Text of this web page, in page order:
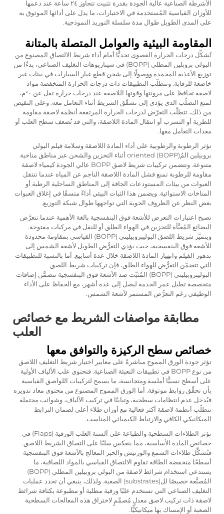
الأشرطة الصناعية عالية الجودة بقدرة تثبيت تتجاوز ٢٤ ساعة عند دعمها
للأوزان القياسية المُستخدمة في الاختبارات، ما يدل على أدائها الموثوق به
على المدى الطويل طوال مدة سلسلة التوريد النموذجية.
المقاومة البيئية والعوامل المتصلة بالمتانة
تُشكِّل درجات الحرارة القصوى تحديًّا أمام أداء شريط الالتصاق المصنوع من
البولي بروبلين المطلي (BOPP) في سيناريوهات التغليف الصناعي، بدءًا من
توزيع الأغذية المجمدة ووصولًا إلى شحن قطع غيار السيارات في بيئات غير
خاضعة للرقابة. وتتطلّب التطبيقات ذات درجات الحرارة المنخفضة مواد
لاصقة تحافظ على مرونتها وقوتها اللاصقة عند درجات حرارة تقل عن ٠°م،
لمنع التصلّب الذي يؤدي إلى تشقّق الشريط أثناء التعامل معه. وعلى النقيض
من ذلك، تتطلّب التعرّض لدرجات الحرارة المرتفعة أنظمة لاصقة مقاومة
للطرية أو التسرب أو انتقال المادة اللاصقة، والتي قد تُضعف سطح العلب أو
معدات التعامل معها.
تؤثر الرطوبة والرطوبية على أداء المادة اللاصقة وسلامة فيلم البولي
بروبيلين المُoriented (BOPP) أثناء التخزين والشحن عبر مناطق مناخية
متنوعة. وتتضمن تركيبات شريط لاصق BOPP عالي الجودة كيمياء لاصقة
مقاومة للرطوبة تمنع فشل المادة اللاصقة الناجم عن المياه عندما تنتقل
العبوات من بيئات المستودعات الجافة إلى المناطق الساحلية الرطبة أو
المناخات الاستوائية. ويضمن هذا الثبات البيئي أداءً متسقًا في إغلاق العبوات
بغض النظر عن الظروف الجوية التي تواجهها طوال شبكة التوزيع.
تصبح اعتبارات التعرض للأشعة فوق البنفسجية بالغة الأهمية عندما تتعرَّض
البضائع المُعبَّأة للتخزين في الهواء الطلق أو للنقل في مركبات مفتوحة.
ويتميَّز شريط اللصق البوليبروبيليني (BOPP) القياسي بمقاومة محدودة
للأشعة فوق البنفسجية، حيث يؤدي التعرُّض الطويل لأشعة الشمس إلى
تدهور الفيلم وانهيار المادة اللاصقة خلال عدة أسابيع. أما بالنسبة للتطبيقات
التي تتضمَّن التعرُّض للهواء الطلق، فإن تركيبات شريط اللصق
البوليبروبيليني (BOPP) المُثبَّت ضد الأشعة فوق البنفسجية تتضمَّن إضافات
متخصصة تطيل عمر الخدمة ليصل إلى عدة أشهر، مع الحفاظ على الأداء
الوظيفي رغم التعرُّض المستمر لأشعة الشمس.
مطابقة مواصفات الشريط مع خصائص
العلب
خصائص سطح الركيزة والتوافق معها
تؤثر جودة الورق المموج مباشرةً على معايير اختيار شريط التغليف اللاصق
من نوع BOPP في تطبيقات التعبئة الصناعية. فتحتوي علب الألياف الأولية
على أسطح نسبيًّا أملسة ومتجانسة، ما يسمح لتركيبات اللواصق القياسية
بأن تحقِّق روابط موثوقة. أما الورق المموج المصنوع من محتوى معاد تدويره
فيُدخل عدم انتظامات سطحية، وتباينًا في تركيب الألياف، وشوائب محتملة
تتطلّب أنظمة لاصقة أكثر فعالية مع أوزان طلاء أعلى لضمان الترابط
الميكانيكي الكافي والارتباط الكيميائي المناسب.
تؤثر الطلاءات السطحية والطباعة على ألسنة العلب الورقية (Flaps) في
خصائص المادة الأساسية، مما ينعكس سلبًا على التصاق الشريط اللاصق.
فتُشكِّل طلاءات الشمع والورنيش والحبر المعالَج بالأشعة فوق البنفسجية
أسطحًا منخفضة الطاقة تقاوم الالتصاق القياسي بالمواد اللصاقية، ما
يستدعي استخدام شرائط لاصقة من البولي بروبيلين المطلي (BOPP)
المُصنَّعة خصيصًا لل(substrates) الصعبة. ولذلك، ينبغي أن تحدد عمليات
التغليف الصناعي التي تستخدم علبًا ورقية مطلية أو مطبوعة بكثافة شرائط
لاصقة ذات تركيب لاصق معدلٍ مُصمَّمٍ لاختراق هذه المعالجات السطحية
الصعبة أو الإمساك بها ميكانيكيًّا.